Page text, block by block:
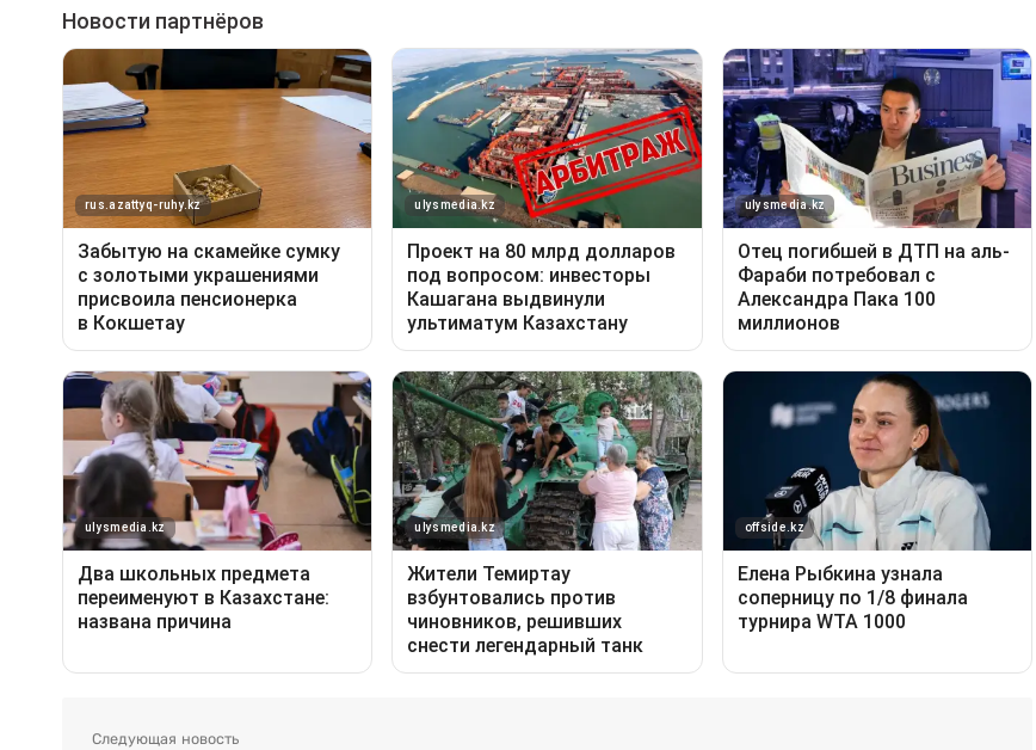
Следующая новость